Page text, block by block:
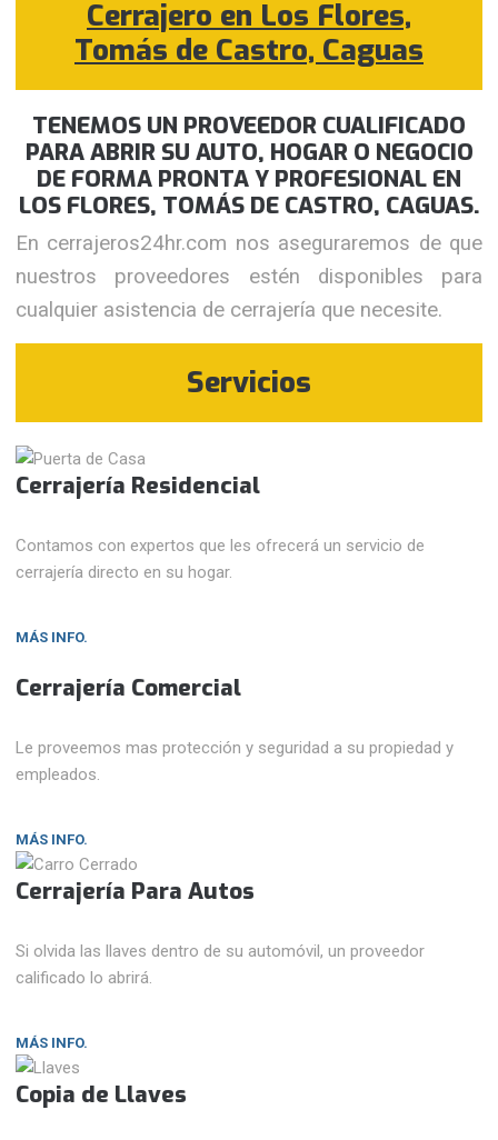
Cerrajero en Los Flores,
Tomás de Castro, Caguas
TENEMOS UN PROVEEDOR CUALIFICADO
PARA ABRIR SU AUTO, HOGAR O NEGOCIO
DE FORMA PRONTA Y PROFESIONAL EN
LOS FLORES, TOMÁS DE CASTRO, CAGUAS.
En cerrajeros24hr.com nos aseguraremos de que
nuestros proveedores estén disponibles para
cualquier asistencia de cerrajería que necesite.
Servicios
Cerrajería Residencial
Contamos con expertos que les ofrecerá un servicio de
cerrajería directo en su hogar.
MÁS INFO.
Cerrajería Comercial
Le proveemos mas protección y seguridad a su propiedad y
empleados.
MÁS INFO.
Cerrajería Para Autos
Si olvida las llaves dentro de su automóvil, un proveedor
calificado lo abrirá.
MÁS INFO.
Copia de Llaves